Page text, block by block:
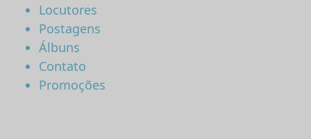
Locutores
Postagens
Álbuns
Contato
Promoções